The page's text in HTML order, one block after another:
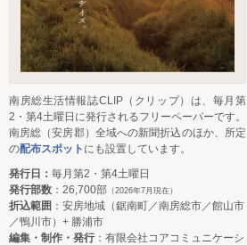
南房総生活情報誌CLIP（クリップ）は、毎月第
2・第4土曜日に発行されるフリーペーパーです。
南房総（安房郡）全域への新聞折込のほか、所定
の配布スポット にも設置しています。
発行日： 毎月第2・第4土曜日
発行部数 ：26,700部 （2026年7月現在）
折込範囲 ：安房地域（鋸南町／南房総市／館山市
／鴨川市）+ 勝浦市
編集・制作・発行：有限会社コアコミュニケーシ